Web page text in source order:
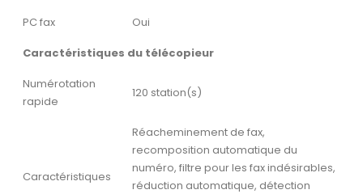
PC fax
Oui
Caractéristiques du télécopieur
Numérotation
rapide
120 station(s)
Caractéristiques
Réacheminement de fax,
recomposition automatique du
numéro, filtre pour les fax indésirables,
réduction automatique, détection